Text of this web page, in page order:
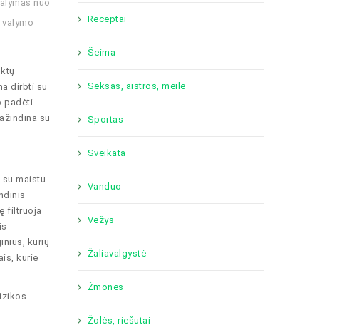
nuo
dirbti su
padėti
su
maistu
filtruoja
kurių
kurie
Receptai
Šeima
Seksas, aistros, meilė
Sportas
Sveikata
Vanduo
Vėžys
Žaliavalgystė
Žmonės
Žolės, riešutai